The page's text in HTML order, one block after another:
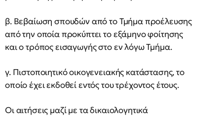
β. Βεβαίωση σπουδών από το Τμήμα προέλευσης
από την οποία προκύπτει το εξάμηνο φοίτησης
και ο τρόπος εισαγωγής στο εν λόγω Τμήμα.
γ. Πιστοποιητικό οικογενειακής κατάστασης, το
οποίο έχει εκδοθεί εντός του τρέχοντος έτους.
Οι αιτήσεις μαζί με τα δικαιολογητικά